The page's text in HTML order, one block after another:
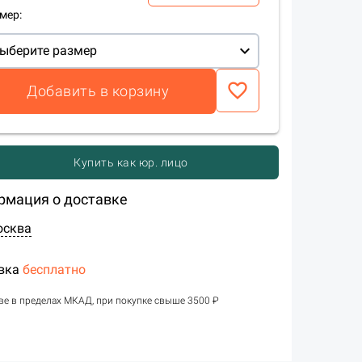
размер expand_more
Добавить в корзину favorite_border
Купить как юр. лицо
о доставке
бесплатно
в пределах МКАД, при покупке свыше 3500 ₽